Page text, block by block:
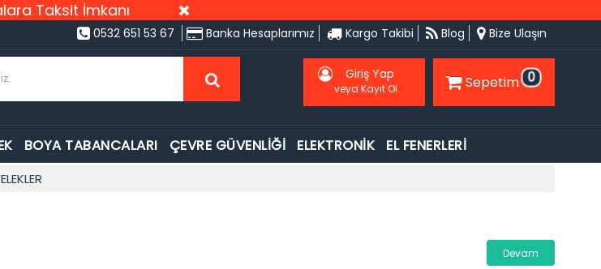
Taksit İmkanı
0532 651 53 67 Banka Hesaplarımız Kargo Takibi Blog Bize Ulaşın
Giriş Yap
veya Kayıt Ol Sepetim 0
BOYA TABANCALARI ÇEVRE GÜVENLİĞİ ELEKTRONİK EL FENERLERİ
Devam